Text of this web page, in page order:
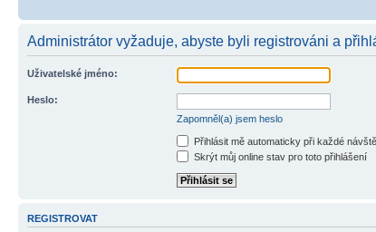
Administrátor vyžaduje, abyste byli registrováni a
Uživatelské jméno:
Heslo:
Zapomněl(a) jsem heslo
Přihlásit mě automaticky při každé
Skrýt můj online stav pro toto přihlášení
REGISTROVAT